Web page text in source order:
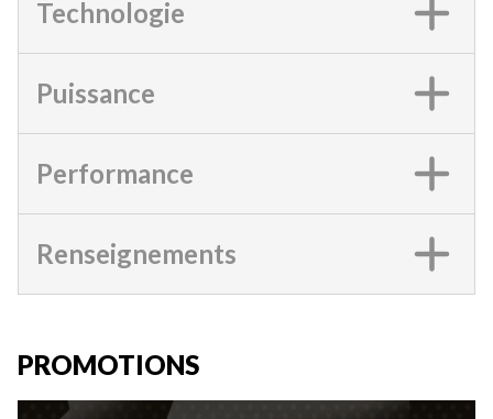
Technologie
Puissance
Performance
Renseignements
PROMOTIONS